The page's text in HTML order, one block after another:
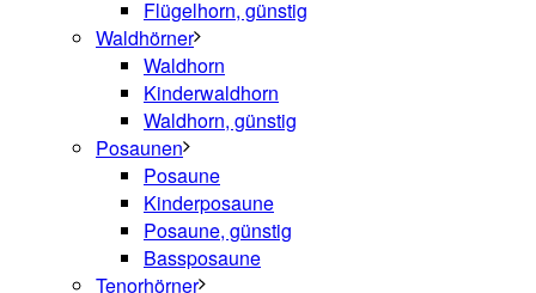
Flügelhorn, günstig
Waldhörner
Waldhorn
Kinderwaldhorn
Waldhorn, günstig
Posaunen
Posaune
Kinderposaune
Posaune, günstig
Bassposaune
Tenorhörner